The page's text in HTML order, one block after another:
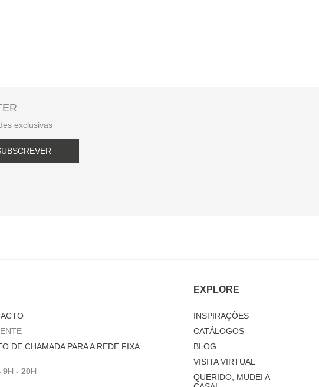
exclusivas
DE CHAMADA PARA A REDE FIXA
9H - 20H
EXPLORE
INSPIRAÇÕES
CATÁLOGOS
BLOG
VISITA VIRTUAL
QUERIDO, MUDEI A